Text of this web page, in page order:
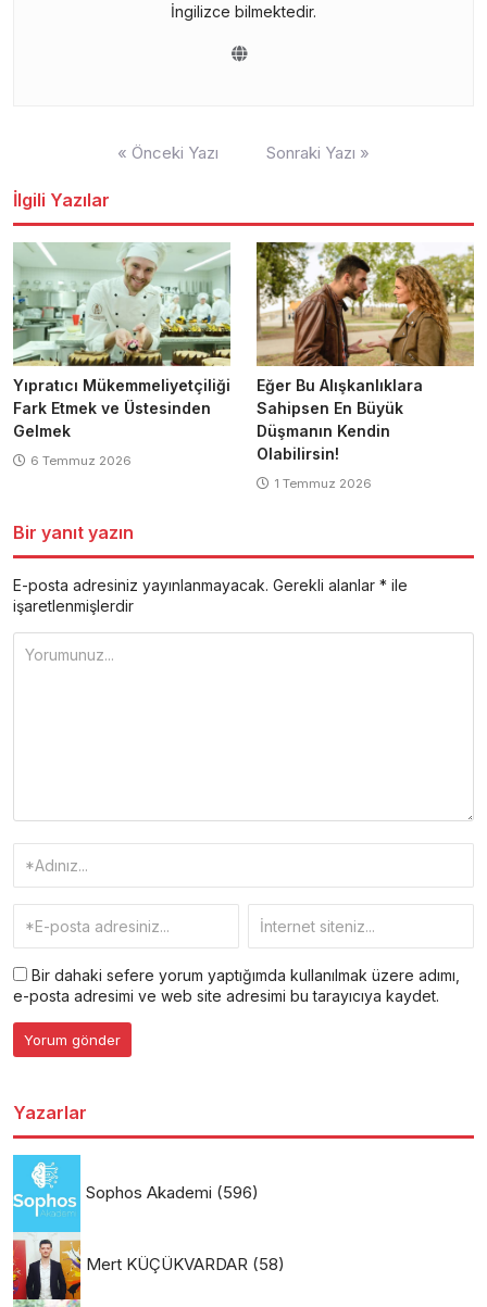
İngilizce bilmektedir.
« Önceki Yazı Sonraki Yazı »
İlgili Yazılar
Yıpratıcı Mükemmeliyetçiliği
Fark Etmek ve Üstesinden
Gelmek
6 Temmuz 2026
Eğer Bu Alışkanlıklara
Sahipsen En Büyük
Düşmanın Kendin
Olabilirsin!
1 Temmuz 2026
Bir yanıt yazın
E-posta adresiniz yayınlanmayacak. Gerekli alanlar * ile
işaretlenmişlerdir
Bir dahaki sefere yorum yaptığımda kullanılmak üzere adımı,
e-posta adresimi ve web site adresimi bu tarayıcıya kaydet.
Yazarlar
Sophos Akademi (596)
Mert KÜÇÜKVARDAR (58)